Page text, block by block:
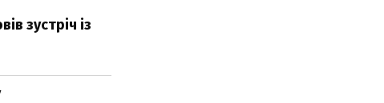
зустріч із